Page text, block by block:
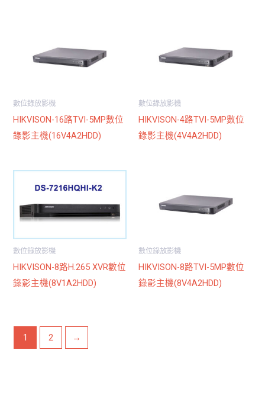
數位錄放影機
HIKVISON-16路TVI-5MP數位
錄影主機(16V4A2HDD)
數位錄放影機
HIKVISON-4路TVI-5MP數位
錄影主機(4V4A2HDD)
數位錄放影機
HIKVISON-8路H.265 XVR數位
錄影主機(8V1A2HDD)
數位錄放影機
HIKVISON-8路TVI-5MP數位
錄影主機(8V4A2HDD)
1 2 →